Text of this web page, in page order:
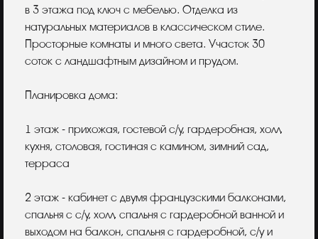
в 3 этажа под ключ с мебелью. Отделка из
натуральных материалов в классическом стиле.
Просторные комнаты и много света. Участок 30
соток с ландшафтным дизайном и прудом.
Планировка дома:
1 этаж - прихожая, гостевой с/у, гардеробная, холл,
кухня, столовая, гостиная с камином, зимний сад,
терраса
2 этаж - кабинет с двумя французскими балконами,
спальня с с/у, холл, спальня с гардеробной ванной и
выходом на балкон, спальня с гардеробной, с/у и